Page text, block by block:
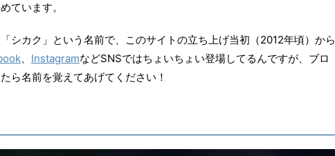
ています。
シカク」という名前で、このサイトの立ち上げ当初（2012年頃）から
、 InstagramなどSNSではちょいちょい登場してるんですが、ブロ
ら名前を覚えてあげてください！